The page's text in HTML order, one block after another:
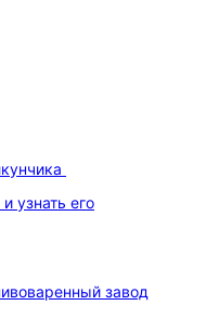
узнать его